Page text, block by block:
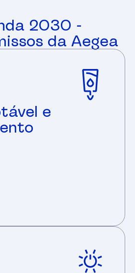
2030 -
da Aegea
e